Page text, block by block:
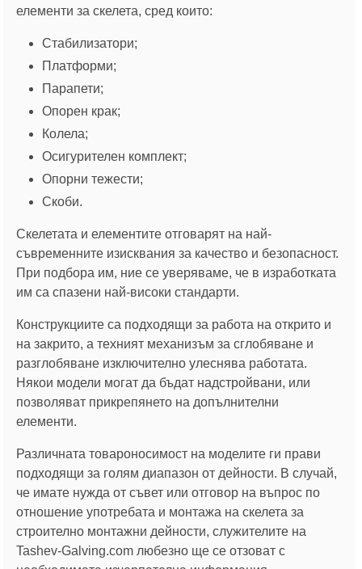
елементи за скелета, сред които:
Стабилизатори;
Платформи;
Парапети;
Опорен крак;
Колела;
Осигурителен комплект;
Опорни тежести;
Скоби.
Скелетата и елементите отговарят на най-
съвременните изисквания за качество и безопасност.
При подбора им, ние се уверяваме, че в изработката
им са спазени най-високи стандарти.
Конструкциите са подходящи за работа на открито и
на закрито, а техният механизъм за сглобяване и
разглобяване изключително улеснява работата.
Някои модели могат да бъдат надстройвани, или
позволяват прикрепянето на допълнителни
елементи.
Различната товароносимост на моделите ги прави
подходящи за голям диапазон от дейности. В случай,
че имате нужда от съвет или отговор на въпрос по
отношение употребата и монтажа на скелета за
строително монтажни дейности, служителите на
Tashev-Galving.com любезно ще се отзоват с